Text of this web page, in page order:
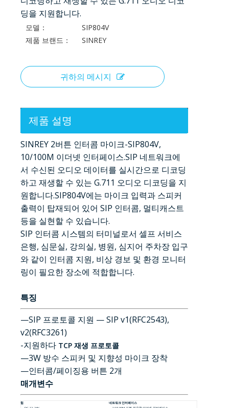
딩을 지원합니다.
모델：
SIP804V
제품 브랜드：
SINREY
귀하의 메시지
제품 설명
SINREY 2버튼 인터콤 마이크-SIP804V,
10/100M 이더넷 인터페이스.SIP 네트워크에
서 수신된 오디오 데이터를 실시간으로 디코딩
하고 재생할 수 있는 G.711 오디오 디코딩을 지
원합니다.SIP804V에는 마이크 입력과 스피커
출력이 탑재되어 있어 SIP 인터콤, 멀티캐스트
등을 실현할 수 있습니다.
SIP 인터콤 시스템의 터미널로서 셀프 서비스
은행, 심문실, 강의실, 병원, 심지어 주차장 입구
와 같이 인터콤 지원, 비상 경보 및 환경 모니터
링이 필요한 장소에 적합합니다.
특징
—SIP 프로토콜 지원 — SIP v1(RFC2543),
v2(RFC3261)
-지원하다 TCP 재생 프로토콜
—3W 방수 스피커 및 지향성 마이크 장착
—인터콤/페이징용 버튼 2개
매개변수
힘 네트워크 인터페이스